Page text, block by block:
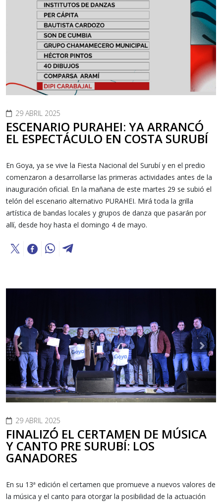
29 ABRIL 2025
ESCENARIO PURAHEI: YA ARRANCÓ
EL ESPECTÁCULO EN COSTA SURUBÍ
En Goya, ya se vive la Fiesta Nacional del Surubí y en el predio
comenzaron a desarrollarse las primeras actividades antes de la
inauguración oficial. En la mañana de este martes 29 se subió el
telón del escenario alternativo PURAHEI. Mirá toda la grilla
artística de bandas locales y grupos de danza que pasarán por
allí, desde hoy hasta el domingo 4 de mayo.
Previous
29 ABRIL 2025
FINALIZÓ EL CERTAMEN DE MÚSICA
Y CANTO PRE SURUBÍ: LOS
GANADORES
En su 13ª edición el certamen que promueve a nuevos valores de
la música y el canto para otorgar la posibilidad de la actuación